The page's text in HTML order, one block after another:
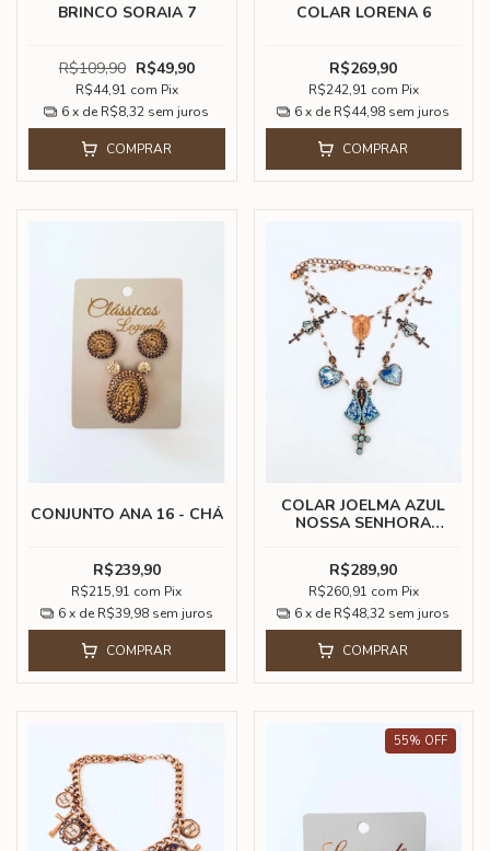
BRINCO SORAIA 7
R$109,90 R$49,90
R$44,91 com Pix
6 x de R$8,32 sem juros
COMPRAR
COLAR LORENA 6
R$269,90
R$242,91 com Pix
6 x de R$44,98 sem juros
COMPRAR
CONJUNTO ANA 16 - CHÁ
R$239,90
R$215,91 com Pix
6 x de R$39,98 sem juros
COMPRAR
COLAR JOELMA AZUL
NOSSA SENHORA
R$289,90
R$260,91 com Pix
6 x de R$48,32 sem juros
COMPRAR
55% OFF